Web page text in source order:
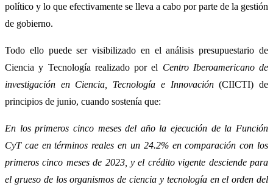
político y lo que efectivamente se lleva a cabo por parte de la gestión
de gobierno.
Todo ello puede ser visibilizado en el análisis presupuestario de
Ciencia y Tecnología realizado por el Centro Iberoamericano de
investigación en Ciencia, Tecnología e Innovación(CIICTI) de
principios de junio, cuando sostenía que:
En los primeros cinco meses del año la ejecución de la Función
CyT cae en términos reales en un 24.2% en comparación con los
primeros cinco meses de 2023, y el crédito vigente desciende para
el grueso de los organismos de ciencia y tecnología en el orden del